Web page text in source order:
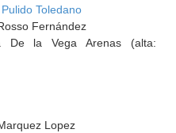
Toledano
Fernández
De la Vega Arenas (alta:
Lopez